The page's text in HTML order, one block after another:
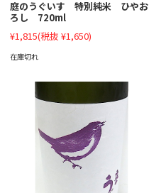
庭のうぐいす 特別純米 ひやお
ろし 720ml
¥1,815(税抜 ¥1,650)
在庫切れ